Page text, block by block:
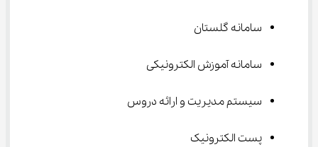
سامانه گلستان
سامانه آموزش الکترونیکی
سیستم مدیریت و ارائه دروس
پست الکترونیک